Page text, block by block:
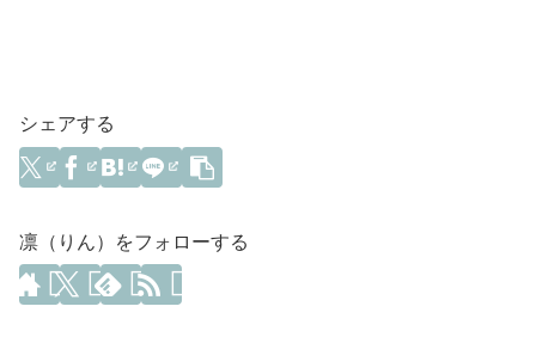
シェアする
凛（りん）をフォローする